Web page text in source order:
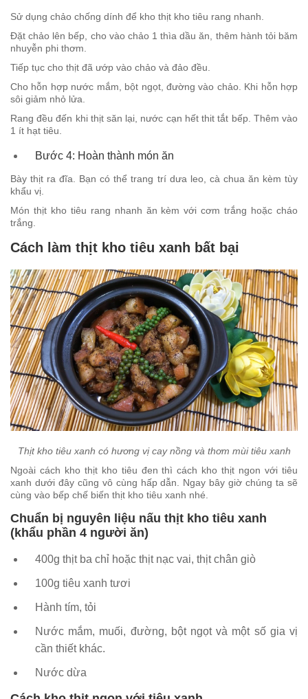
Sử dụng chảo chống dính để kho thịt kho tiêu rang nhanh.
Đặt chảo lên bếp, cho vào chảo 1 thìa dầu ăn, thêm hành tỏi băm
nhuyễn phi thơm.
Tiếp tục cho thịt đã ướp vào chảo và đảo đều.
Cho hỗn hợp nước mắm, bột ngọt, đường vào chảo. Khi hỗn hợp
sôi giảm nhỏ lửa.
Rang đều đến khi thịt săn lại, nước cạn hết thit tắt bếp. Thêm vào
1 ít hạt tiêu.
Bước 4: Hoàn thành món ăn
Bày thịt ra đĩa. Bạn có thể trang trí dưa leo, cà chua ăn kèm tùy
khẩu vị.
Món thịt kho tiêu rang nhanh ăn kèm với cơm trắng hoặc cháo
trắng.
Cách làm thịt kho tiêu xanh bất bại
Thịt kho tiêu xanh có hương vị cay nồng và thơm mùi tiêu xanh
Ngoài cách kho thịt kho tiêu đen thì cách kho thịt ngon với tiêu
xanh dưới đây cũng vô cùng hấp dẫn. Ngay bây giờ chúng ta sẽ
cùng vào bếp chế biến thịt kho tiêu xanh nhé.
Chuẩn bị nguyên liệu nấu thịt kho tiêu xanh
(khẩu phần 4 người ăn)
400g thịt ba chỉ hoặc thịt nạc vai, thịt chân giò
100g tiêu xanh tươi
Hành tím, tỏi
Nước mắm, muối, đường, bột ngọt và một số gia vị
cần thiết khác.
Nước dừa